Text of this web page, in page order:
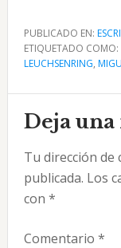
PUBLICADO EN:
ETIQUETADO COMO:
LEUCHSENRING,
con
los
lectores
Deja una
Tu dirección
publicada. Los
con *
Comentario *